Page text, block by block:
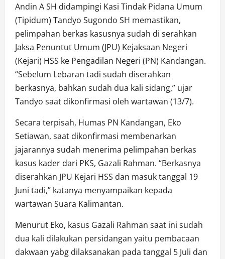
Andin A SH didampingi Kasi Tindak Pidana Umum
(Tipidum) Tandyo Sugondo SH memastikan,
pelimpahan berkas kasusnya sudah di serahkan
Jaksa Penuntut Umum (JPU) Kejaksaan Negeri
(Kejari) HSS ke Pengadilan Negeri (PN) Kandangan.
“Sebelum Lebaran tadi sudah diserahkan
berkasnya, bahkan sudah dua kali sidang,” ujar
Tandyo saat dikonfirmasi oleh wartawan (13/7).
Secara terpisah, Humas PN Kandangan, Eko
Setiawan, saat dikonfirmasi membenarkan
jajarannya sudah menerima pelimpahan berkas
kasus kader dari PKS, Gazali Rahman. “Berkasnya
diserahkan JPU Kejari HSS dan masuk tanggal 19
Juni tadi,” katanya menyampaikan kepada
wartawan Suara Kalimantan.
Menurut Eko, kasus Gazali Rahman saat ini sudah
dua kali dilakukan persidangan yaitu pembacaan
dakwaan yabg dilaksanakan pada tanggal 5 Juli dan